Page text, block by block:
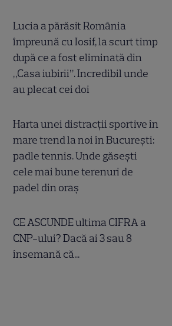
Lucia a părăsit România
împreună cu Iosif, la scurt timp
după ce a fost eliminată din
„Casa iubirii”. Incredibil unde
au plecat cei doi
Harta unei distracții sportive în
mare trend la noi în București:
padle tennis. Unde găsești
cele mai bune terenuri de
padel din oraș
CE ASCUNDE ultima CIFRA a
CNP-ului? Dacă ai 3 sau 8
însemană că...